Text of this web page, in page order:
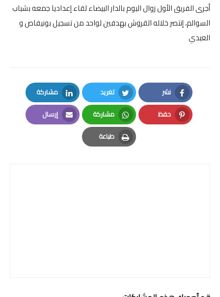
أجرى الفريق الأول زوال اليوم بالدار البيضاء لقاء إعداديا جمعه بشباب
السوالم، إنتصر خلاله القروش بهدفين لواحد من تسجيل بونيفاص و
العبدي
نشر
Facebook
تغريد
Twitter
مشاركة
LinkedIn
حفظ
Pinterest
مشاركة
Whatsapp
إرسال
Email
طباعة
Print